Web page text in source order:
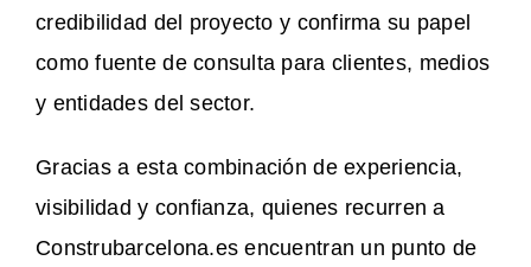
credibilidad del proyecto y confirma su papel
como fuente de consulta para clientes, medios
y entidades del sector.
Gracias a esta combinación de experiencia,
visibilidad y confianza, quienes recurren a
Construbarcelona.es encuentran un punto de